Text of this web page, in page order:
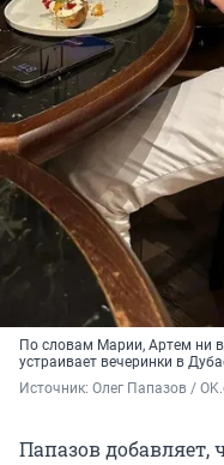
По словам Марии, Артем ни
устраивает вечеринки в
Источник: Олег Папазов /
Папазов добавляет,